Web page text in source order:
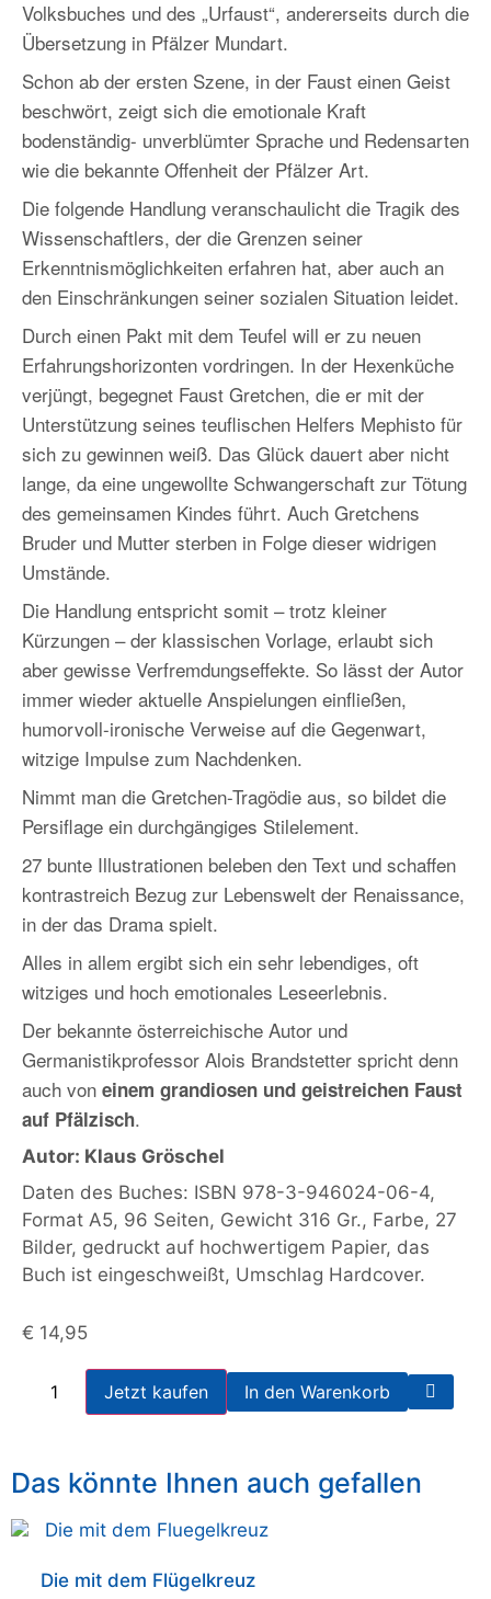
Volksbuches und des „Urfaust“, andererseits durch die
Übersetzung in Pfälzer Mundart.
Schon ab der ersten Szene, in der Faust einen Geist
beschwört, zeigt sich die emotionale Kraft
bodenständig- unverblümter Sprache und Redensarten
wie die bekannte Offenheit der Pfälzer Art.
Die folgende Handlung veranschaulicht die Tragik des
Wissenschaftlers, der die Grenzen seiner
Erkenntnismöglichkeiten erfahren hat, aber auch an
den Einschränkungen seiner sozialen Situation leidet.
Durch einen Pakt mit dem Teufel will er zu neuen
Erfahrungshorizonten vordringen. In der Hexenküche
verjüngt, begegnet Faust Gretchen, die er mit der
Unterstützung seines teuflischen Helfers Mephisto für
sich zu gewinnen weiß. Das Glück dauert aber nicht
lange, da eine ungewollte Schwangerschaft zur Tötung
des gemeinsamen Kindes führt. Auch Gretchens
Bruder und Mutter sterben in Folge dieser widrigen
Umstände.
Die Handlung entspricht somit – trotz kleiner
Kürzungen – der klassischen Vorlage, erlaubt sich
aber gewisse Verfremdungseffekte. So lässt der Autor
immer wieder aktuelle Anspielungen einfließen,
humorvoll-ironische Verweise auf die Gegenwart,
witzige Impulse zum Nachdenken.
Nimmt man die Gretchen-Tragödie aus, so bildet die
Persiflage ein durchgängiges Stilelement.
27 bunte Illustrationen beleben den Text und schaffen
kontrastreich Bezug zur Lebenswelt der Renaissance,
in der das Drama spielt.
Alles in allem ergibt sich ein sehr lebendiges, oft
witziges und hoch emotionales Leseerlebnis.
Der bekannte österreichische Autor und
Germanistikprofessor Alois Brandstetter spricht denn
auch von einem grandiosen und geistreichen Faust
auf Pfälzisch.
Autor: Klaus Gröschel
Daten des Buches: ISBN 978-3-946024-06-4,
Format A5, 96 Seiten, Gewicht 316 Gr., Farbe, 27
Bilder, gedruckt auf hochwertigem Papier, das
Buch ist eingeschweißt, Umschlag Hardcover.
€ 14,95
Jetzt kaufen In den Warenkorb
Das könnte Ihnen auch gefallen
Die mit dem Flügelkreuz